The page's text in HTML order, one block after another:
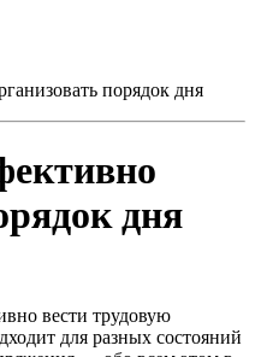
порядок дня
дня
вести трудовую
для разных состояний